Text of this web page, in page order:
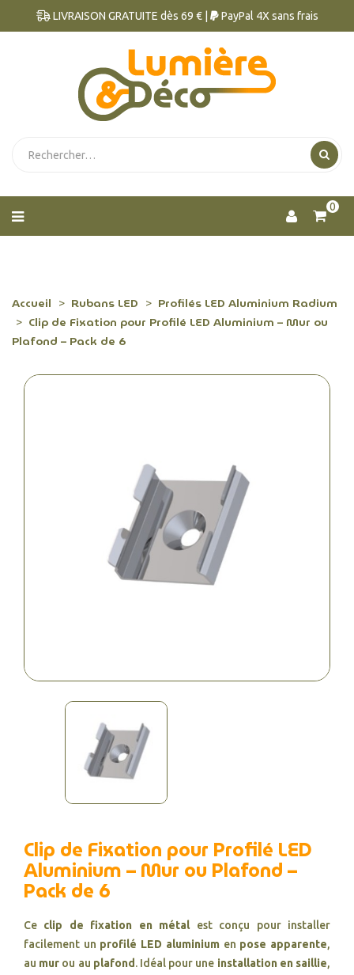
LIVRAISON GRATUITE dès 69 € | PayPal 4X sans frais
0
Accueil Rubans LED
Profilés LED Aluminium Radium
Clip de Fixation pour Profilé LED Aluminium – Mur ou
Plafond – Pack de 6
Clip de Fixation pour Profilé LED
Aluminium – Mur ou Plafond –
Pack de 6
Ce clip de fixation en métalest conçu pour installer
facilement un profilé LED aluminium en pose apparente,
au mur ou au plafond . Idéal pour une installation en saillie,